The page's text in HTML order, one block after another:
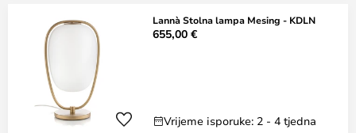
Lannà Stolna lampa Mesing - KDLN
655,00 €
Vrijeme isporuke: 2 - 4 tjedna